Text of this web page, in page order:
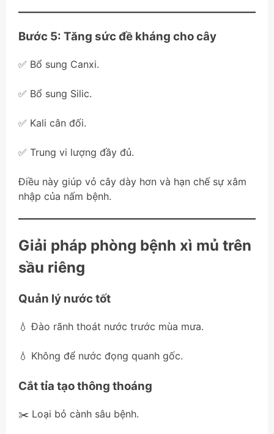
Bước 5: Tăng sức đề kháng cho cây
✅ Bổ sung Canxi.
✅ Bổ sung Silic.
✅ Kali cân đối.
✅ Trung vi lượng đầy đủ.
Điều này giúp vỏ cây dày hơn và hạn chế sự xâm
nhập của nấm bệnh.
Giải pháp phòng bệnh xì mủ trên
sầu riêng
Quản lý nước tốt
💧 Đào rãnh thoát nước trước mùa mưa.
💧 Không để nước đọng quanh gốc.
Cắt tỉa tạo thông thoáng
✂️ Loại bỏ cành sâu bệnh.